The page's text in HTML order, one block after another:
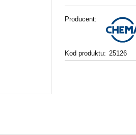
Producent:
Kod produktu: 25126